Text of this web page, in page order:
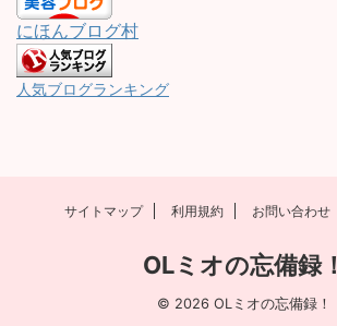
にほんブログ村
人気ブログランキング
サイトマップ 利用規約 お問い合わせ
OLミオの忘備録！
© 2026 OLミオの忘備録！